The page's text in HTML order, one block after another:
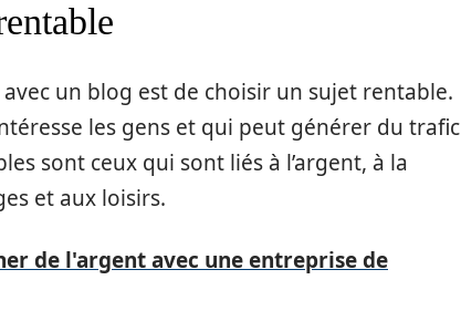
un blog est de choisir un sujet rentable.
les gens et qui peut générer du trafic
sont ceux qui sont liés à l’argent, à la
et aux loisirs.
de l'argent avec une entreprise de